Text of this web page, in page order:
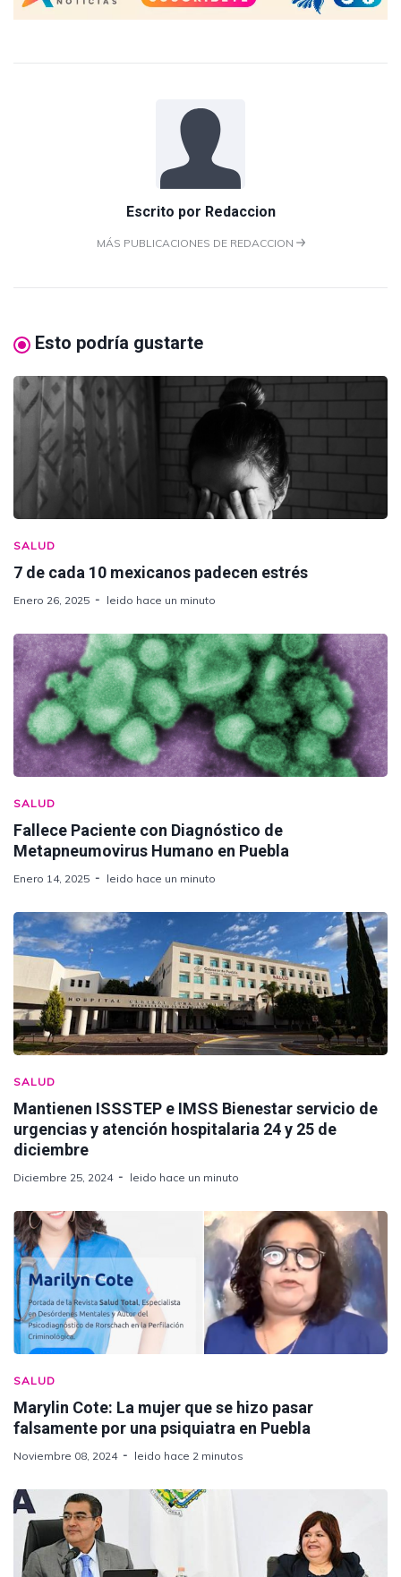
Escrito por Redaccion
MÁS PUBLICACIONES DE REDACCION
Esto podría gustarte
SALUD
7 de cada 10 mexicanos padecen estrés
Enero 26, 2025 leido hace un minuto
SALUD
Fallece Paciente con Diagnóstico de
Metapneumovirus Humano en Puebla
Enero 14, 2025 leido hace un minuto
SALUD
Mantienen ISSSTEP e IMSS Bienestar servicio de
urgencias y atención hospitalaria 24 y 25 de
diciembre
Diciembre 25, 2024 leido hace un minuto
SALUD
Marylin Cote: La mujer que se hizo pasar
falsamente por una psiquiatra en Puebla
Noviembre 08, 2024 leido hace 2 minutos